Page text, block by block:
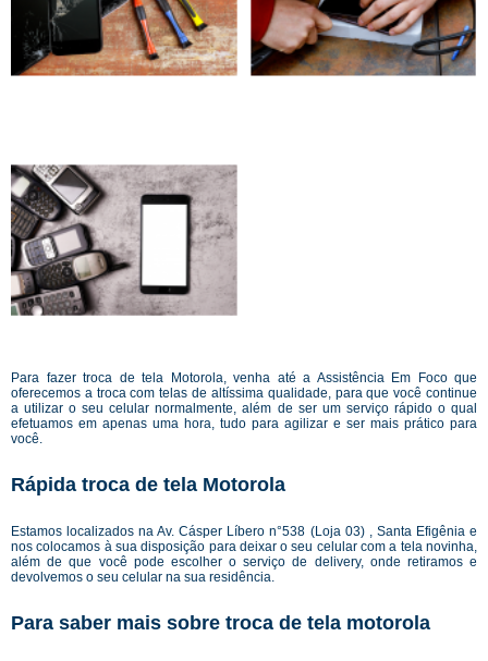
Para fazer troca de tela Motorola, venha até a Assistência Em Foco que
oferecemos a troca com telas de altíssima qualidade, para que você continue
a utilizar o seu celular normalmente, além de ser um serviço rápido o qual
efetuamos em apenas uma hora, tudo para agilizar e ser mais prático para
você.
Rápida troca de tela Motorola
Estamos localizados na Av. Cásper Líbero n°538 (Loja 03) , Santa Efigênia e
nos colocamos à sua disposição para deixar o seu celular com a tela novinha,
além de que você pode escolher o serviço de delivery, onde retiramos e
devolvemos o seu celular na sua residência.
Para saber mais sobre troca de tela motorola